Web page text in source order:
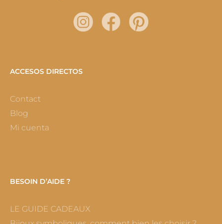
ACCESOS DIRECTOS
Contact
Blog
Mi cuenta
BESOIN D’AIDE ?
LE GUIDE CADEAUX